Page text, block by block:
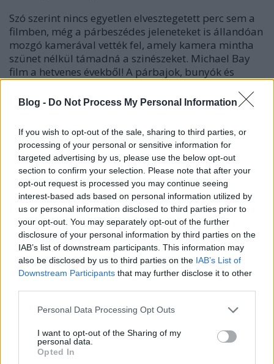
Blog - Do Not Process My Personal Information
If you wish to opt-out of the sale, sharing to third parties, or
processing of your personal or sensitive information for
targeted advertising by us, please use the below opt-out
section to confirm your selection. Please note that after your
opt-out request is processed you may continue seeing
interest-based ads based on personal information utilized by
us or personal information disclosed to third parties prior to
your opt-out. You may separately opt-out of the further
disclosure of your personal information by third parties on the
IAB’s list of downstream participants. This information may
also be disclosed by us to third parties on the IAB’s List of
Downstream Participants that may further disclose it to other
Please note that this website/app uses one or more Google
not limited to your visit or usage behaviour. You may click to
grant or deny consent to Google and its third-party tags to
use your data for below specified purposes in below Google
Personal Data Processing Opt Outs
I want to opt-out of the Sharing of my
personal data.
Opted In
Szó szerint nincs egyetlen elvesztegetett perc sem a
filmben, még a párbeszédes jeleneteket is állandóan
mozgó kamerával vették fel, amely kamera mintha
szünet nélkül támadná a szinészeket. Michael Bay
film a hetvenes évekből! A párbajok, bunyók és
kipurcannak párszázan történetünk során -
lefejezések, csonkítások napestig -, a vér meg, mint
egy folyó zubog. Nagyon-nagyon intenzív, tomboló
film, fantasztikus fináléval. Hua Shan munkáiban a
tempó mindig brutális, itt nemkülönben. Sun Chung
mellett ő a kedvenc Shaw rendezőm.
HEROES OF THE EAST (1979, Lau Kar Leung) ****